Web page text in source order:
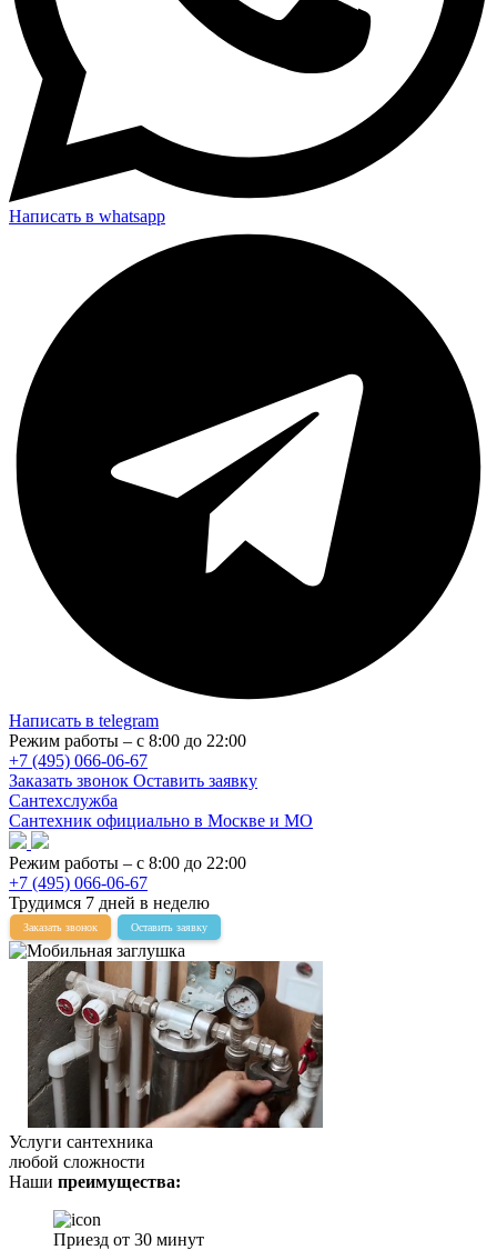
Написать в whatsapp
Написать в telegram
Режим работы – с 8:00 до 22:00
+7 (495) 066-06-67
Заказать звонок Оставить заявку
Сантехслужба
Сантехник официально в Москве и МО
Режим работы – с 8:00 до 22:00
+7 (495) 066-06-67
Трудимся 7 дней в неделю
Заказать звонок Оставить заявку
Услуги сантехника
любой сложности
Наши преимущества:
Приезд от 30 минут